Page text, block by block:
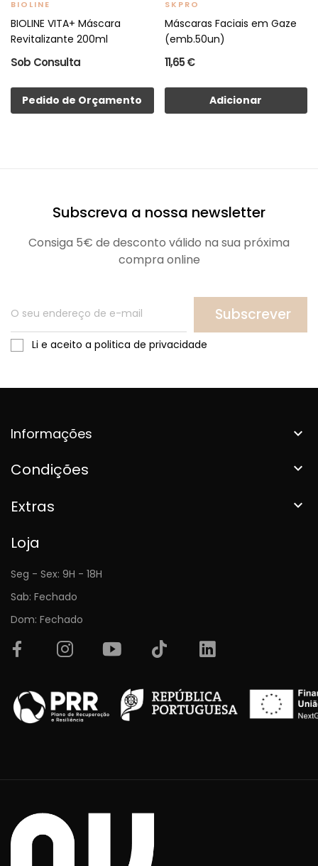
BIOLINE
BIOLINE VITA+ Máscara
Revitalizante 200ml
Sob Consulta
Pedido de Orçamento
SKPRO
Máscaras Faciais em Gaze
(emb.50un)
11,65 €
Adicionar
Subscreva a nossa newsletter
Consiga 5€ de desconto válido na sua próxima
compra online
Subscrever
Li e aceito a politica de privacidade
Informações 
Condições 
Extras 
Loja
Seg - Sex: 9H - 18H
Sab: Fechado
Dom: Fechado